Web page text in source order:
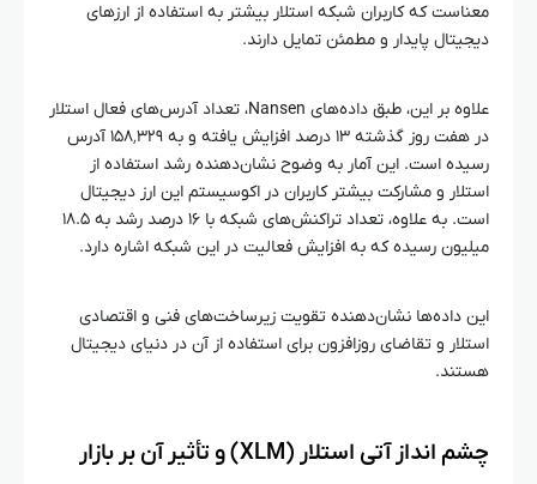
معناست که کاربران شبکه استلار بیشتر به استفاده از ارزهای
دیجیتال پایدار و مطمئن تمایل دارند.
علاوه بر این، طبق داده‌های Nansen، تعداد آدرس‌های فعال استلار
در هفت روز گذشته ۱۳ درصد افزایش یافته و به ۱۵۸٬۳۲۹ آدرس
رسیده است. این آمار به وضوح نشان‌دهنده رشد استفاده از
استلار و مشارکت بیشتر کاربران در اکوسیستم این ارز دیجیتال
است. به علاوه، تعداد تراکنش‌های شبکه با ۱۶ درصد رشد به ۱۸.۵
میلیون رسیده که به افزایش فعالیت در این شبکه اشاره دارد.
این داده‌ها نشان‌دهنده تقویت زیرساخت‌های فنی و اقتصادی
استلار و تقاضای روزافزون برای استفاده از آن در دنیای دیجیتال
هستند.
چشم‌ انداز آتی استلار (XLM) و تأثیر آن بر بازار